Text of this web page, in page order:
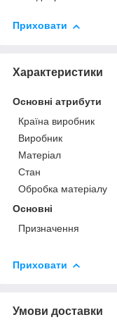
Приховати
Характеристики
Основні атрибути
Країна виробник
Виробник
Матеріал
Стан
Обробка матеріалу
Основні
Призначення
Приховати
Умови доставки